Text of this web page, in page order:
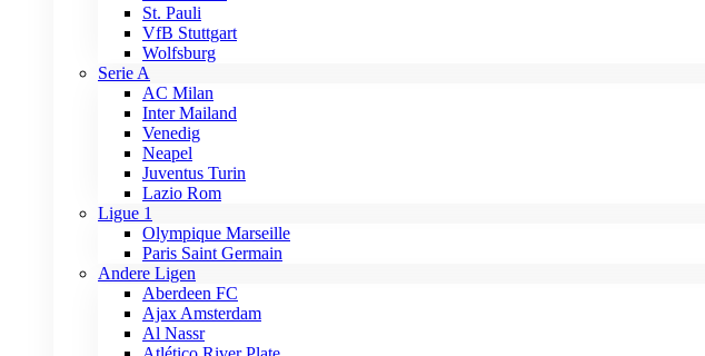
St. Pauli
VfB Stuttgart
Wolfsburg
Serie A
AC Milan
Inter Mailand
Venedig
Neapel
Juventus Turin
Lazio Rom
Ligue 1
Olympique Marseille
Paris Saint Germain
Andere Ligen
Aberdeen FC
Ajax Amsterdam
Al Nassr